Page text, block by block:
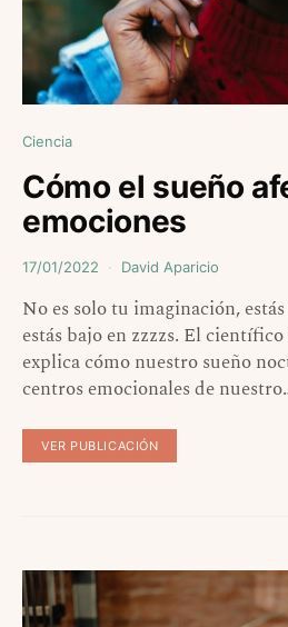
Ciencia
Cómo el sueño
emociones
17/01/2022 David Aparicio
No es solo tu imaginación,
estás bajo en zzzzs. El
explica cómo nuestro sueño
centros emocionales de
VER PUBLICACIÓN